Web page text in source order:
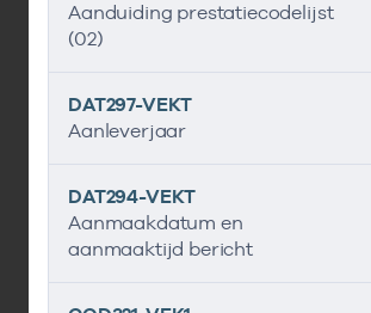
Aanduiding prestatiecodelijst
(02)
DAT297-VEKT
Aanleverjaar
DAT294-VEKT
Aanmaakdatum en
aanmaaktijd bericht